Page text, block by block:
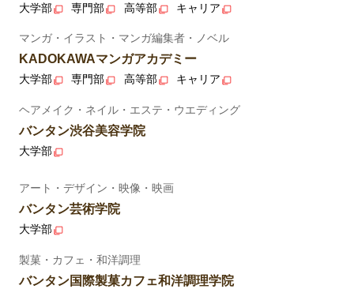
大学部 専門部 高等部 キャリア
マンガ・イラスト・マンガ編集者・ノベル
KADOKAWAマンガアカデミー
大学部 専門部 高等部 キャリア
ヘアメイク・ネイル・エステ・ウエディング
バンタン渋谷美容学院
大学部
アート・デザイン・映像・映画
バンタン芸術学院
大学部
製菓・カフェ・和洋調理
バンタン国際製菓カフェ和洋調理学院